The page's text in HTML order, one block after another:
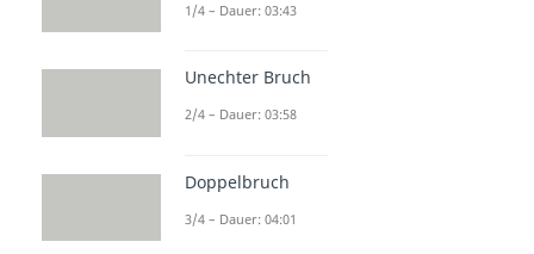
1/4 – Dauer: 03:43
Unechter Bruch
2/4 – Dauer: 03:58
Doppelbruch
3/4 – Dauer: 04:01